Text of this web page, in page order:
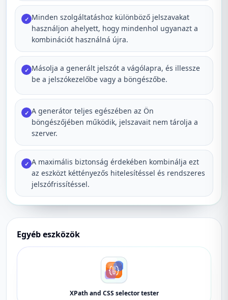
✓ Minden szolgáltatáshoz különböző jelszavakat
használjon ahelyett, hogy mindenhol ugyanazt a
kombinációt használná újra.
✓ Másolja a generált jelszót a vágólapra, és illessze
be a jelszókezelőbe vagy a böngészőbe.
✓ A generátor teljes egészében az Ön
böngészőjében működik, jelszavait nem tárolja a
szerver.
✓ A maximális biztonság érdekében kombinálja ezt
az eszközt kéttényezős hitelesítéssel és rendszeres
jelszófrissítéssel.
Egyéb eszközök
XPath and CSS selector tester